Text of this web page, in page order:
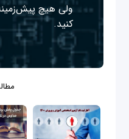
ولی هیچ
کنید.